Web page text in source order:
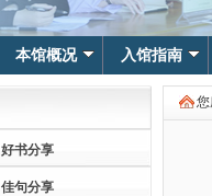
本馆概况 入馆指南
好书分享
佳句分享